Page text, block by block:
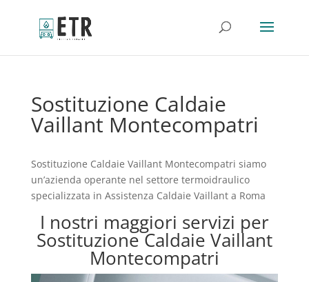
Sostituzione Caldaie
Vaillant Montecompatri
Sostituzione Caldaie Vaillant Montecompatri siamo
un’azienda operante nel settore termoidraulico
specializzata in Assistenza Caldaie Vaillant a Roma
I nostri maggiori servizi per
Sostituzione Caldaie Vaillant
Montecompatri